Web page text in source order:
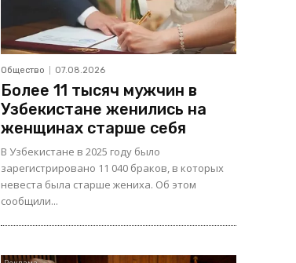
Общество 07.08.2026
Более 11 тысяч мужчин в
Узбекистане женились на
женщинах старше себя
В Узбекистане в 2025 году было
зарегистрировано 11 040 браков, в которых
невеста была старше жениха. Об этом
сообщили...